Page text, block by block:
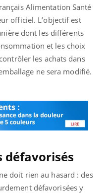
Alimentation Santé
officiel. L’objectif est
dont les différents
et les choix
les achats dans
ne sera modifié.
défavorisés
doit rien au hasard : des
défavorisées y